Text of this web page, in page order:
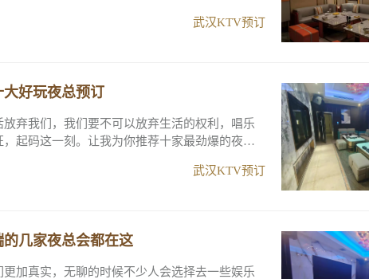
纷国...
武汉KTV预订
好玩夜总预订
弃我们，我们要不可以放弃生活的权利，唱乐
起码这一刻。让我为你推荐十家最劲爆的夜总
。1、...
武汉KTV预订
几家夜总会都在这
加真实，无聊的时候不少人会选择去一些娱乐